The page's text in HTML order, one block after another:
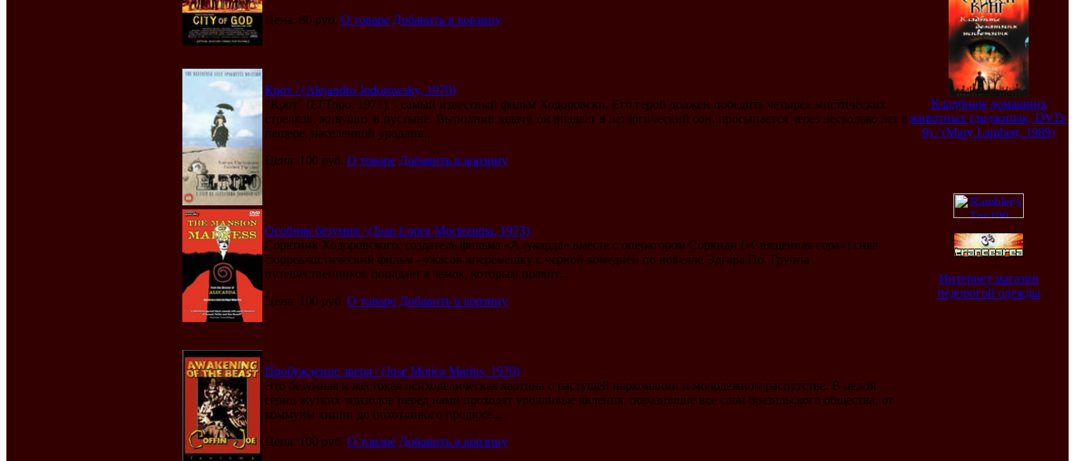
Цена: 80 руб. О товаре Добавить в корзину
Крот / (Alejandro Jodorowsky, 1970)
"Крот" (El Topo, 1971), - самый известный фильм Ходоровски. Его герой должен победить четырех мистических
стрелков, живущих в пустыне. Выполнив задачу, он впадает в летаргический сон, просыпается через несколько лет в
пещере, населенной уродлив...
Цена: 100 руб. О товаре Добавить в корзину
Особняк безумия / (Juan Lopez Moctezuma, 1973)
Соратник Ходоровского, создатель фильма «Алукарда» вместе с оператором Соркиди («Священная гора») снял
сюрреалистический фильм - ужасов вперемешку с черной комедией по новелле Эдгара По. Группа
путешественников попадает в замок, которым правит...
Цена: 100 руб. О товаре Добавить в корзину
Пробуждение зверя / (Jose Mojica Marins, 1970)
Это безумная и жестокая психоделическая картина о растущей наркомании и молодежном распутстве. В целой
серии жутких эпизодов перед нами проходят уродливые явления, поразившие все слои бразильского общества, от
коммуны хиппи до похотливого продюсе...
Цена: 100 руб. О товаре Добавить в корзину
Кладбище домашних
животных (диджипак, DVD-
9) / (Mary Lambert, 1989)
Интернет магазин
недорогой одежды